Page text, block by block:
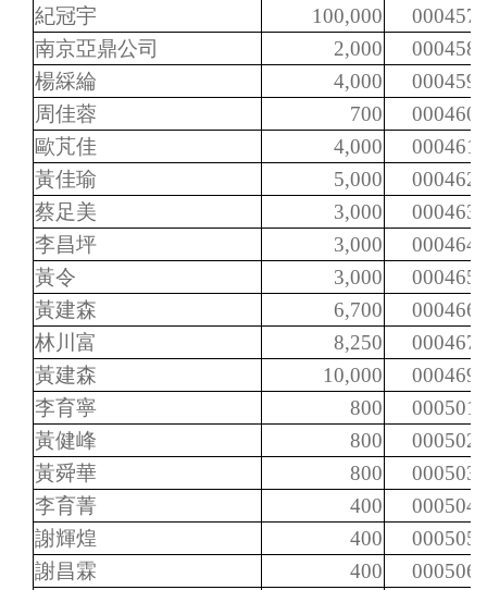
紀冠宇 100,000
000457
南京亞鼎公司
2,000
000458
楊綵綸
4,000
000459
周佳蓉
700
000460
歐芃佳
4,000
000461
黃佳瑜
5,000
000462
蔡足美
3,000
000463
李昌坪
3,000
000464
黃令
3,000
000465
黃建森
6,700
000466
林川富
8,250
000467
黃建森
10,000
000469
李育寧
800
000501
黃健峰
800
000502
黃舜華
800
000503
李育菁
400
000504
謝輝煌
400
000505
謝昌霖
400
000506